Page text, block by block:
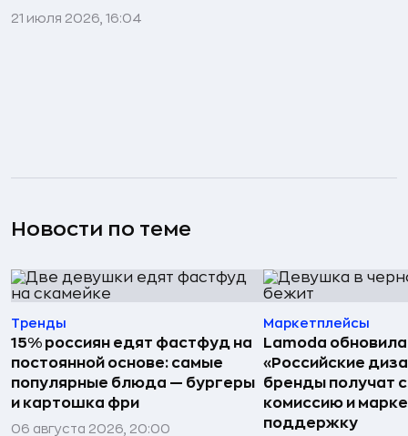
21 июля 2026, 16:04
Новости по теме
Тренды
15% россиян едят фастфуд на
постоянной основе: самые
популярные блюда — бургеры
и картошка фри
06 августа 2026, 20:00
Маркетплейсы
Lamoda
«Российские
бренды получат
комиссию и
поддержку